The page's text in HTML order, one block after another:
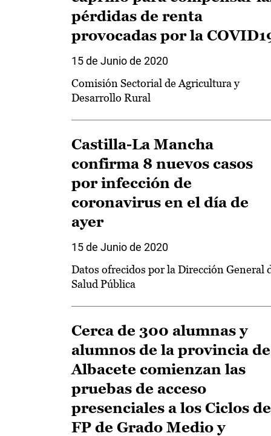
pérdidas de renta
provocadas por la
15 de Junio de 2020
Comisión Sectorial de Agricultura y
Desarrollo Rural
Castilla-La Mancha
confirma 8 nuevos casos
por infección de
coronavirus en el día de
ayer
15 de Junio de 2020
Datos ofrecidos por la Dirección General
Salud Pública
Cerca de 300 alumnas y
alumnos de la provincia de
Albacete comienzan las
pruebas de acceso
presenciales a los Ciclos de
FP de Grado Medio y